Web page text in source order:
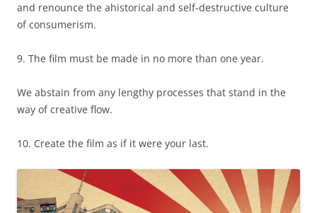
and renounce the ahistorical and self-destructive culture
of consumerism.
9. The film must be made in no more than one year.
We abstain from any lengthy processes that stand in the
way of creative flow.
10. Create the film as if it were your last.